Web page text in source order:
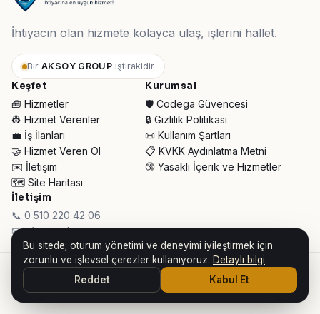
İhtiyacın olan hizmete kolayca ulaş, işlerini hallet.
Bir AKSOY GROUP iştirakidir
Keşfet
🧰 Hizmetler
👷 Hizmet Verenler
💼 İş İlanları
🤝 Hizmet Veren Ol
✉️ İletişim
🗺️ Site Haritası
Kurumsal
🛡️ Codega Güvencesi
🔒 Gizlilik Politikası
📜 Kullanım Şartları
📋 KVKK Aydınlatma Metni
🔞 Yasaklı İçerik ve Hizmetler
İletişim
📞 0 510 220 42 06
✉ info@codega.tr
© 2026 Codega Hizmet Pazaryeri ·
AKSOY GROUP iştirakidir
👥 Toplam Ziyaretçi: 33.949 · Bugün:301
Bu sitede; oturum yönetimi ve deneyimi iyileştirmek için
zorunlu ve işlevsel çerezler kullanıyoruz. Detaylı bilgi.
Reddet
Kabul Et